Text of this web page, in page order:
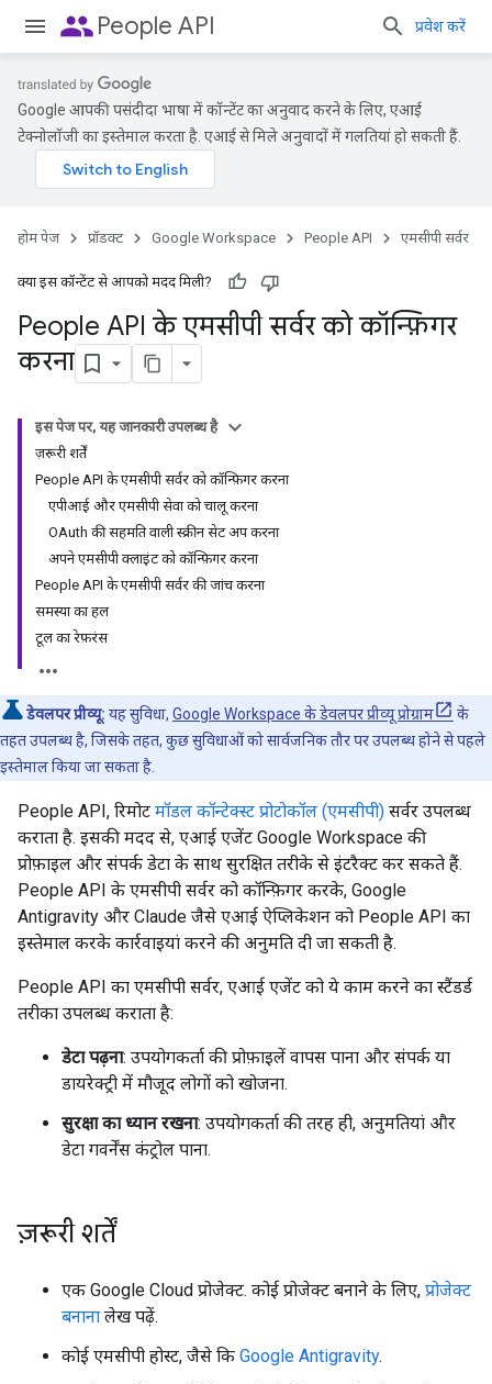
peoplePeople API प्रवेश करें
Google आपकी पसंदीदा भाषा में कॉन्टेंट का अनुवाद करने के लिए, एआई
टेक्नोलॉजी का इस्तेमाल करता है. एआई से मिले अनुवादों में गलतियां हो सकती हैं.
होम पेज प्रॉडक्ट Google Workspace People API एमसीपी सर्वर
क्या इस कॉन्टेंट से आपको मदद मिली?
People API के एमसीपी सर्वर को कॉन्फ़िगर
करना
इस पेज पर, यह जानकारी उपलब्ध है
ज़रूरी शर्तें
People API के एमसीपी सर्वर को कॉन्फ़िगर करना
एपीआई और एमसीपी सेवा को चालू करना
OAuth की सहमति वाली स्क्रीन सेट अप करना
अपने एमसीपी क्लाइंट को कॉन्फ़िगर करना
People API के एमसीपी सर्वर की जांच करना
समस्या का हल
टूल का रेफ़रंस
डेवलपर प्रीव्यू: यह सुविधा, Google Workspace के डेवलपर प्रीव्यू प्रोग्राम
के
तहत उपलब्ध है, जिसके तहत, कुछ सुविधाओं को सार्वजनिक तौर पर उपलब्ध होने से पहले
इस्तेमाल किया जा सकता है.
People API, रिमोट मॉडल कॉन्टेक्स्ट प्रोटोकॉल (एमसीपी) सर्वर उपलब्ध
कराता है. इसकी मदद से, एआई एजेंट Google Workspace की
प्रोफ़ाइल और संपर्क डेटा के साथ सुरक्षित तरीके से इंटरैक्ट कर सकते हैं.
People API के एमसीपी सर्वर को कॉन्फ़िगर करके, Google
Antigravity और Claude जैसे एआई ऐप्लिकेशन को People API का
इस्तेमाल करके कार्रवाइयां करने की अनुमति दी जा सकती है.
People API का एमसीपी सर्वर, एआई एजेंट को ये काम करने का स्टैंडर्ड
तरीका उपलब्ध कराता है:
डेटा पढ़ना: उपयोगकर्ता की प्रोफ़ाइलें वापस पाना और संपर्क या
डायरेक्ट्री में मौजूद लोगों को खोजना.
सुरक्षा का ध्यान रखना: उपयोगकर्ता की तरह ही, अनुमतियां और
डेटा गवर्नेंस कंट्रोल पाना.
ज़रूरी शर्तें
एक Google Cloud प्रोजेक्ट. कोई प्रोजेक्ट बनाने के लिए, प्रोजेक्ट
बनाना लेख पढ़ें.
कोई एमसीपी होस्ट, जैसे कि Google Antigravity.